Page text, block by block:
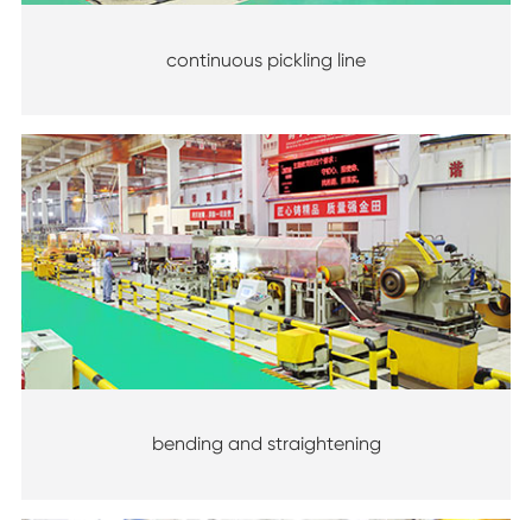
continuous pickling line
bending and straightening